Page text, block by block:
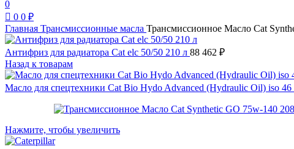
0
0 0 ₽
Главная Трансмиссионные масла Трансмиссионное Масло Сat
Антифриз для радиатора Саt elc 50/50 210 л 88 462 ₽
Назад к товарам
Масло для спецтехники Сat Bio Hydo Advanced (Hydraulic Oil) iso 46
Нажмите, чтобы увеличить